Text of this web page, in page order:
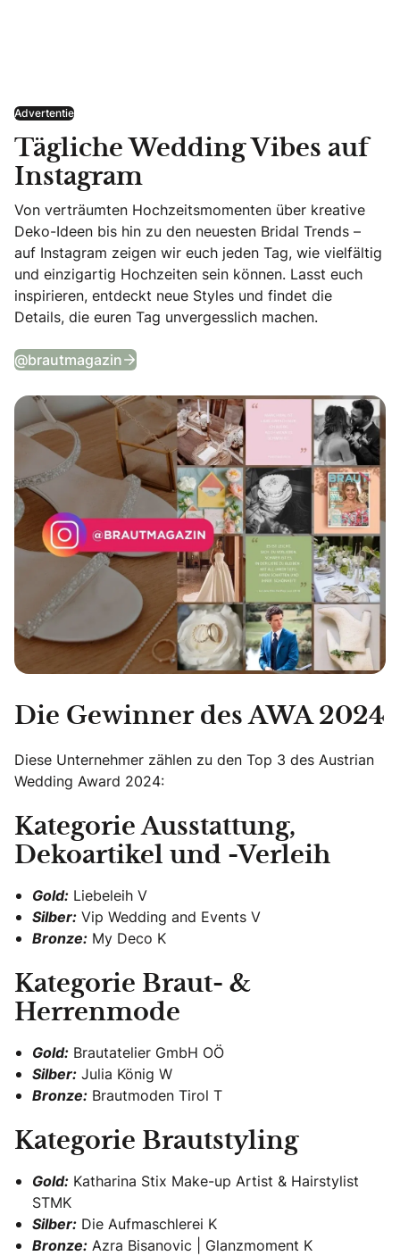
Advertentie
Tägliche Wedding Vibes auf
Instagram
Von verträumten Hochzeitsmomenten über kreative
Deko-Ideen bis hin zu den neuesten Bridal Trends –
auf Instagram zeigen wir euch jeden Tag, wie vielfältig
und einzigartig Hochzeiten sein können. Lasst euch
inspirieren, entdeckt neue Styles und findet die
Details, die euren Tag unvergesslich machen.
@brautmagazin Tägliche Wedding Vibes auf Instagram
Die Gewinner des AWA 2024
Diese Unternehmer zählen zu den Top 3 des Austrian
Wedding Award 2024:
Kategorie Ausstattung,
Dekoartikel und -Verleih
Gold: Liebeleih V
Silber: Vip Wedding and Events V
Bronze: My Deco K
Kategorie Braut- &
Herrenmode
Gold: Brautatelier GmbH OÖ
Silber: Julia König W
Bronze: Brautmoden Tirol T
Kategorie Brautstyling
Gold: Katharina Stix Make-up Artist & Hairstylist
STMK
Silber: Die Aufmaschlerei K
Bronze: Azra Bisanovic | Glanzmoment K